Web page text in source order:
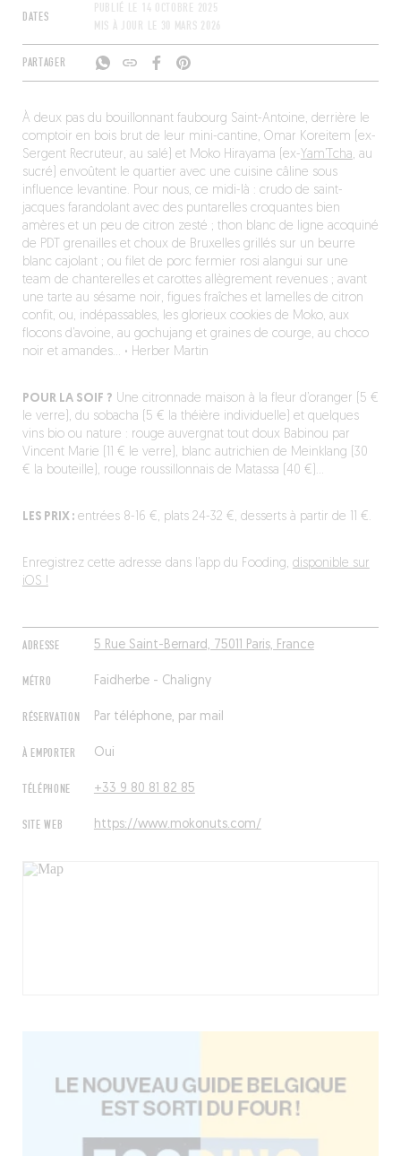
DATES
PUBLIÉ LE
14 OCTOBRE 2025
MIS À JOUR LE 30 MARS 2026
PARTAGER
ADRESSE 5 Rue Saint-Bernard, 75011 Paris, France
MÉTRO Faidherbe - Chaligny
RÉSERVATION Par téléphone, par mail
À EMPORTER Oui
TÉLÉPHONE +33 9 80 81 82 85
SITE WEB https://www.mokonuts.com/
À deux pas du bouillonnant faubourg Saint-Antoine, derrière le
comptoir en bois brut de leur mini-cantine, Omar Koreitem (ex-
Sergent Recruteur, au salé) et Moko Hirayama (ex-Yam’Tcha, au
sucré) envoûtent le quartier avec une cuisine câline sous
influence levantine. Pour nous, ce midi-là : crudo de saint-
jacques farandolant avec des puntarelles croquantes bien
amères et un peu de citron zesté ; thon blanc de ligne acoquiné
de PDT grenailles et choux de Bruxelles grillés sur un beurre
blanc cajolant ; ou filet de porc fermier rosi alangui sur une
team de chanterelles et carottes allègrement revenues ; avant
une tarte au sésame noir, figues fraîches et lamelles de citron
confit, ou, indépassables, les glorieux cookies de Moko, aux
flocons d’avoine, au gochujang et graines de courge, au choco
noir et amandes… · Herber Martin
POUR LA SOIF ? Une citronnade maison à la fleur d’oranger (5 €
le verre), du sobacha (5 € la théière individuelle) et quelques
vins bio ou nature : rouge auvergnat tout doux Babinou par
Vincent Marie (11 € le verre), blanc autrichien de Meinklang (30
€ la bouteille), rouge roussillonnais de Matassa (40 €)…
LES PRIX :entrées 8-16 €, plats 24-32 €, desserts à partir de 11 €.
Enregistrez cette adresse dans l’app du Fooding, disponible sur
iOS !